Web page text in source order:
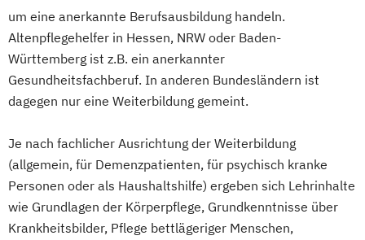
um eine anerkannte Berufsausbildung handeln.
Altenpflegehelfer in Hessen, NRW oder Baden-
Württemberg ist z.B. ein anerkannter
Gesundheitsfachberuf. In anderen Bundesländern ist
dagegen nur eine Weiterbildung gemeint.
Je nach fachlicher Ausrichtung der Weiterbildung
(allgemein, für Demenzpatienten, für psychisch kranke
Personen oder als Haushaltshilfe) ergeben sich Lehrinhalte
wie Grundlagen der Körperpflege, Grundkenntnisse über
Krankheitsbilder, Pflege bettlägeriger Menschen,